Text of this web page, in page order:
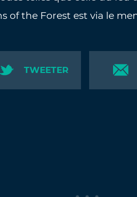
of the Forest est via le
TWEETER